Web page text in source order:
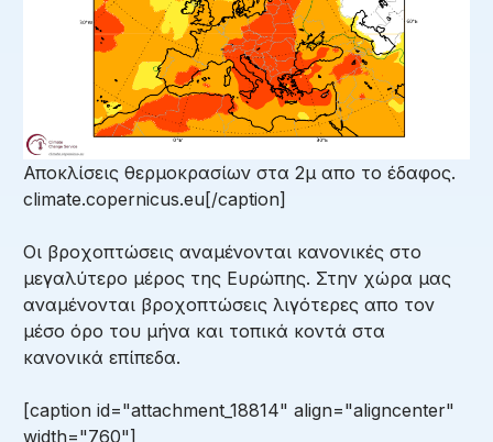
Αποκλίσεις θερμοκρασίων στα 2μ απο το έδαφος.
climate.copernicus.eu[/caption]
Οι βροχοπτώσεις αναμένονται κανονικές στο
μεγαλύτερο μέρος της Ευρώπης. Στην χώρα μας
αναμένονται βροχοπτώσεις λιγότερες απο τον
μέσο όρο του μήνα και τοπικά κοντά στα
κανονικά επίπεδα.
[caption id="attachment_18814" align="aligncenter"
width="760"]